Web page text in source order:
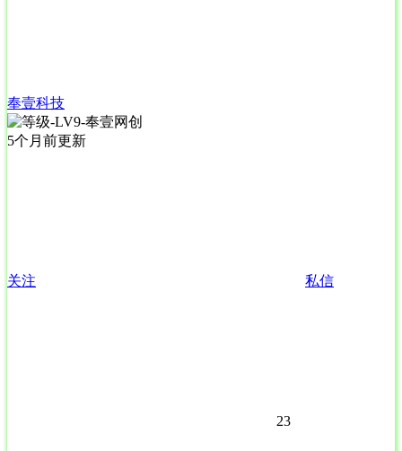
奉壹科技
5个月前更新
关注 私信
23